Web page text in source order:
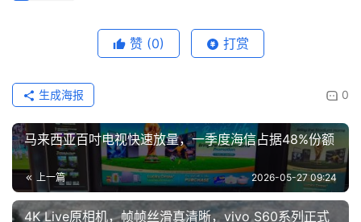
赞 (0) 打赏
0
生成海报
马来西亚百吋电视快速放量，一季度海信占据48%份额
上一篇 2026-05-27 09:24
4K Live原相机，帧帧丝滑真清晰，vivo S60系列正式